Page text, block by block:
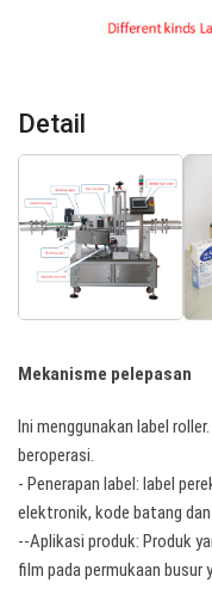
Detail
Mekanisme pelepasan
Ini menggunakan label
beroperasi.
- Penerapan label: label
elektronik, kode batang
--Aplikasi produk: Produk
film pada permukaan busur